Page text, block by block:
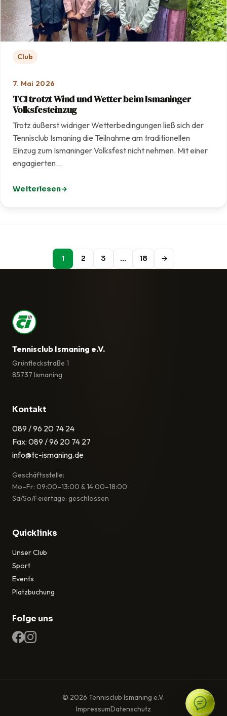
Club
7. Mai 2026
TCI trotzt Wind und Wetter beim Ismaninger
Volksfesteinzug
Trotz äußerst widriger Wetterbedingungen ließ sich der
Tennisclub Ismaning die Teilnahme am traditionellen
Einzug zum Ismaninger Volksfest nicht nehmen. Mit einer
engagierten…
Weiterlesen
: TCI trotzt Wind und Wetter beim Ismaninger
1 2 3 … 18 →
Tennisclub Ismaning e.V.
Grünfleckstraße 1
85737 Ismaning
Kontakt
089 / 96 20 74 24
Fax: 089 / 96 20 74 27
info@tc-ismaning.de
Geschäftsstelle:
Mo–Fr: 09:00–13:00 & 14:00–18:00
Sa/So/Feiertage: geschlossen
Quicklinks
Unser Club
Sport
Events
Platzbuchung
Folge uns
© 2026 Tennisclub Ismaning e.V.
ImpressumDatenschutz